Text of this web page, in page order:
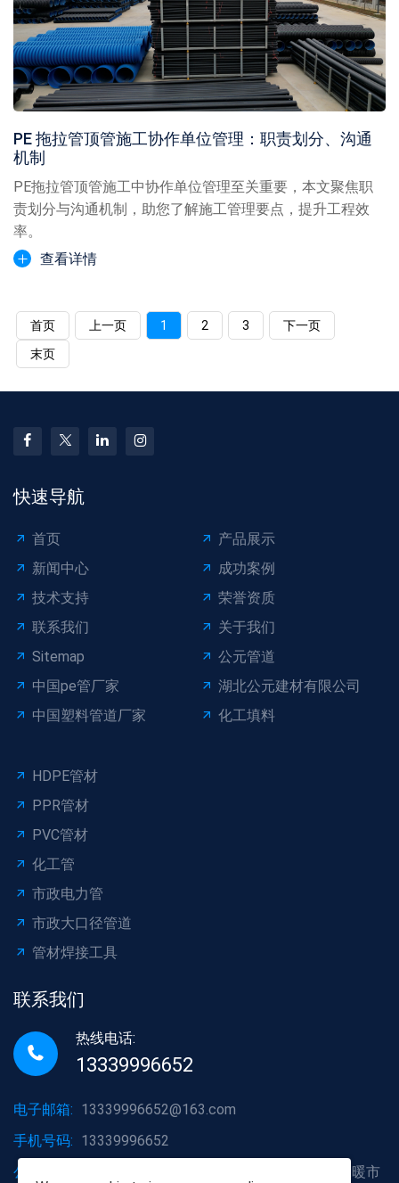
PE 拖拉管顶管施工协作单位管理：职责划分、沟通
机制
PE拖拉管顶管施工中协作单位管理至关重要，本文聚焦职
责划分与沟通机制，助您了解施工管理要点，提升工程效
率。
查看详情
首页 上一页 1 2 3
下一页
末页
快速导航
首页
产品展示
新闻中心
成功案例
技术支持
荣誉资质
联系我们
关于我们
Sitemap
公元管道
中国pe管厂家
湖北公元建材有限公司
中国塑料管道厂家
化工填料
HDPE管材
PPR管材
PVC管材
化工管
市政电力管
市政大口径管道
管材焊接工具
联系我们
热线电话:
13339996652
电子邮箱: 13339996652@163.com
手机号码: 13339996652
公司地址:
湖北省武汉市洪山区白沙洲大道烽火五金水暖市